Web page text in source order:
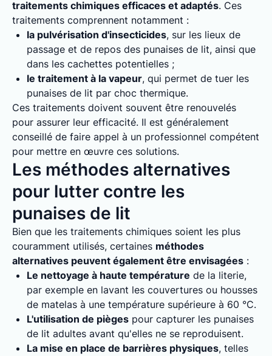
traitements chimiques efficaces et adaptés. Ces
traitements comprennent notamment :
la pulvérisation d'insecticides, sur les lieux de
passage et de repos des punaises de lit, ainsi que
dans les cachettes potentielles ;
le traitement à la vapeur, qui permet de tuer les
punaises de lit par choc thermique.
Ces traitements doivent souvent être renouvelés
pour assurer leur efficacité. Il est généralement
conseillé de faire appel à un professionnel compétent
pour mettre en œuvre ces solutions.
Les méthodes alternatives
pour lutter contre les
punaises de lit
Bien que les traitements chimiques soient les plus
couramment utilisés, certaines méthodes
alternatives peuvent également être envisagées :
Le nettoyage à haute température de la literie,
par exemple en lavant les couvertures ou housses
de matelas à une température supérieure à 60 °C.
L'utilisation de pièges pour capturer les punaises
de lit adultes avant qu'elles ne se reproduisent.
La mise en place de barrières physiques, telles